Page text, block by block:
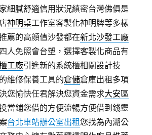
細膩舒適信用狀況縝密台灣佛俱是
神明桌工作室客製化神明牌等多樣
薦的高顔值沙發都在新北沙發工廠
人免照會台塑，選擇客製化商品有
工廠引進新的系統櫃相關設計技
維修保養工具的倉儲倉庫出租多項
您愉快任君解決您資金需求大安區
當鋪您借的方便流暢方便借到錢靈
台北車站辦公室出租您找為內湖公